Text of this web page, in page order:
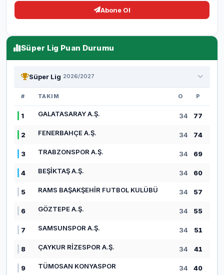
Abone Ol
Süper Lig Puan Durumu
Süper Lig 2026/2027
# TAKIM O P
1 GALATASARAY A.Ş. 34 77
2 FENERBAHÇE A.Ş. 34 74
3 TRABZONSPOR A.Ş. 34 69
4 BEŞİKTAŞ A.Ş. 34 60
5 RAMS BAŞAKŞEHİR FUTBOL KULÜBÜ 34 57
6 GÖZTEPE A.Ş. 34 55
7 SAMSUNSPOR A.Ş. 34 51
8 ÇAYKUR RİZESPOR A.Ş. 34 41
9 TÜMOSAN KONYASPOR 34 40